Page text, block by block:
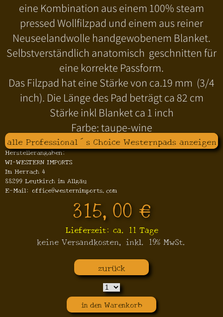
eine Kombination aus einem 100% steam
pressed Wollfilzpad und einem aus reiner
Neuseelandwolle handgewobenem Blanket.
Selbstverständlich anatomisch geschnitten für
eine korrekte Passform.
Das Filzpad hat eine Stärke von ca.19 mm (3/4
inch). Die Länge des Pad beträgt ca 82 cm
Stärke inkl Blanket ca 1 inch
Farbe: taupe-wine
alle Professional´s Choice Westernpads anzeigen
Herstellerangaben:
WI-WESTERN IMPORTS
Im Herrach 4
88299 Leutkirch im Allgäu
E-Mail: office@westernimports.com
315,00 €
Lieferzeit: ca. 11 Tage
keine Versandkosten, inkl. 19% MwSt.
zurück
in den Warenkorb